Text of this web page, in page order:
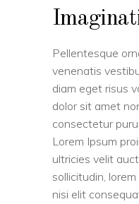
Pellentesque
venenatis
diam eget risus
dolor sit amet
consectetur
Lorem Ipsum
ultricies velit
sollicitudin,
nisi elit